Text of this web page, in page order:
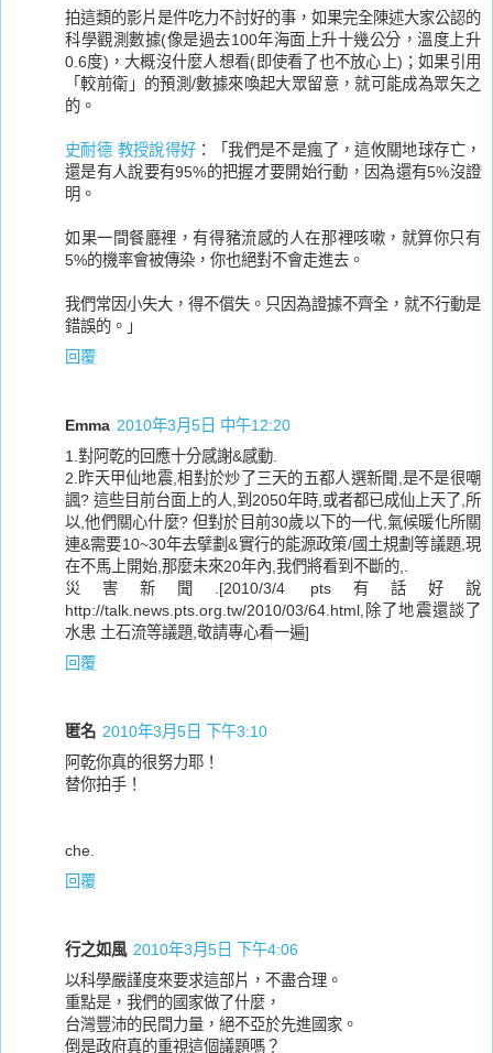
拍這類的影片是件吃力不討好的事，如果完全陳述大家公認的
科學觀測數據(像是過去100年海面上升十幾公分，溫度上升
0.6度)，大概沒什麼人想看(即使看了也不放心上)；如果引用
「較前衛」的預測/數據來喚起大眾留意，就可能成為眾矢之
的。
史耐德 教授說得好 ：「我們是不是瘋了，這攸關地球存亡，
還是有人說要有95%的把握才要開始行動，因為還有5%沒證
明。
如果一間餐廳裡，有得豬流感的人在那裡咳嗽，就算你只有
5%的機率會被傳染，你也絕對不會走進去。
我們常因小失大，得不償失。只因為證據不齊全，就不行動是
錯誤的。」
回覆
Emma 2010年3月5日 中午12:20
1.對阿乾的回應十分感謝&感動.
2.昨天甲仙地震,相對於炒了三天的五都人選新聞,是不是很嘲
諷? 這些目前台面上的人,到2050年時,或者都已成仙上天了,所
以,他們關心什麼? 但對於目前30歲以下的一代,氣候暖化所關
連&需要10~30年去擘劃&實行的能源政策/國土規劃等議題,現
在不馬上開始,那麼未來20年內,我們將看到不斷的,.
災害新聞.[2010/3/4 pts有話好說
http://talk.news.pts.org.tw/2010/03/64.html,除了地震還談了
水患 土石流等議題,敬請專心看一遍]
回覆
匿名 2010年3月5日 下午3:10
阿乾你真的很努力耶！
替你拍手！
che.
回覆
行之如風 2010年3月5日 下午4:06
以科學嚴謹度來要求這部片，不盡合理。
重點是，我們的國家做了什麼，
台灣豐沛的民間力量，絕不亞於先進國家。
倒是政府真的重視這個議題嗎？